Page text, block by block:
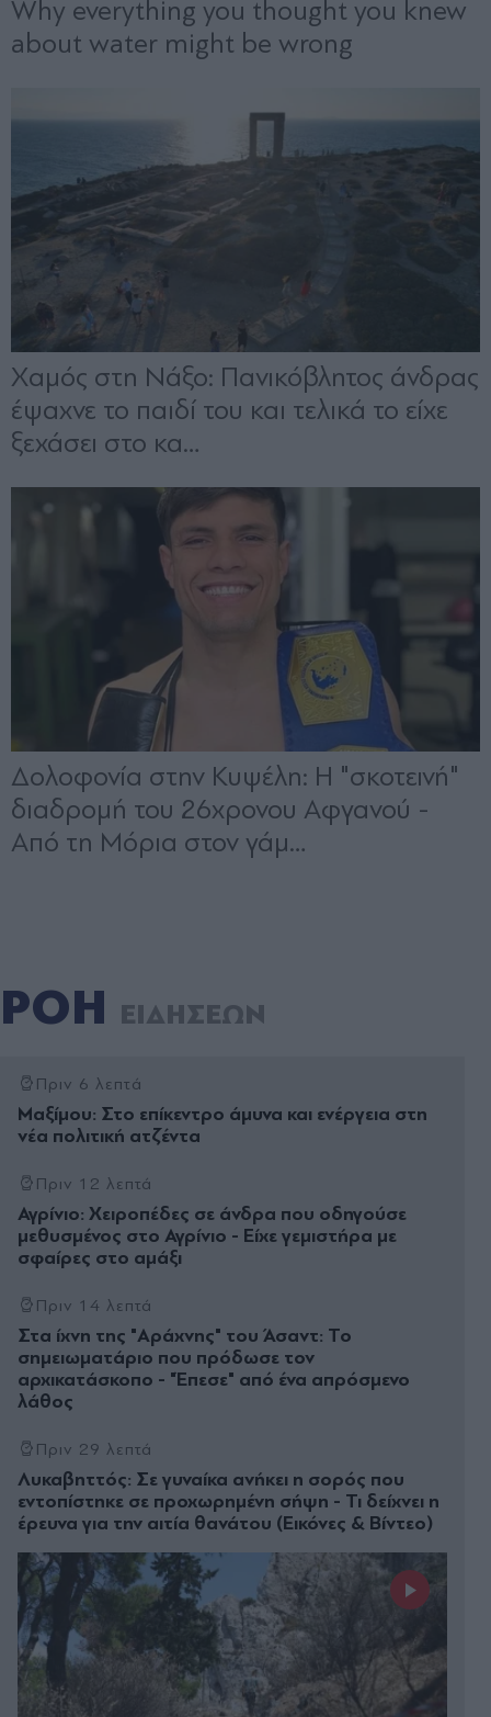
ΡΟΗ ΕΙΔΗΣΕΩΝ
Πριν 6 λεπτά
Μαξίμου: Στο επίκεντρο άμυνα και ενέργεια στη
νέα πολιτική ατζέντα
Πριν 12 λεπτά
Αγρίνιο: Χειροπέδες σε άνδρα που οδηγούσε
μεθυσμένος στο Αγρίνιο - Είχε γεμιστήρα με
σφαίρες στο αμάξι
Πριν 14 λεπτά
Στα ίχνη της "Αράχνης" του Άσαντ: Το
σημειωματάριο που πρόδωσε τον
αρχικατάσκοπο - "Έπεσε" από ένα απρόσμενο
λάθος
Πριν 29 λεπτά
Λυκαβηττός: Σε γυναίκα ανήκει η σορός που
εντοπίστηκε σε προχωρημένη σήψη - Τι δείχνει η
έρευνα για την αιτία θανάτου (Εικόνες & Βίντεο)